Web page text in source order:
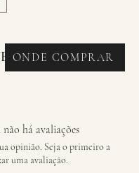
- CLIPS
há avaliações
opinião. Seja o primeiro a
uma avaliação.
ONDE COMPRAR